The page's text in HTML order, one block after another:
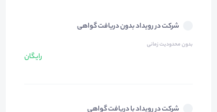
شرکت در رویداد بدون دریافت گواهی
بدون محدودیت زمانی
رایگان